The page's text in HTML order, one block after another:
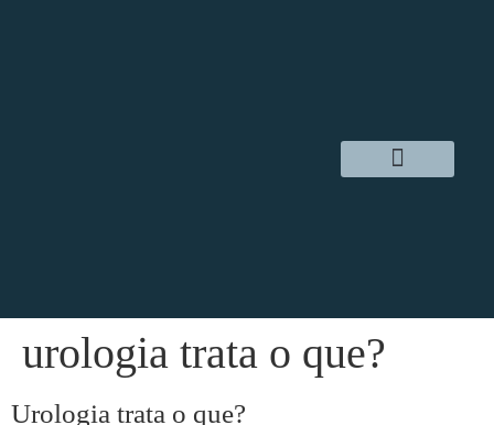
urologia trata o que?
Urologia trata o que?